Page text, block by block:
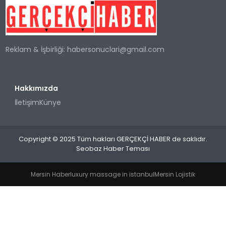
SPOR
TEKNOLOJI
YAŞAM
Reklam & İşbirliği:habersonuclari@gmail.com
Hakkımızda
İletişimKünye
Copyright © 2025 Tüm hakları GERÇEKÇİ HABER de saklıdır.
Seobaz Haber Teması
Mersin Haberluxury massage in istanbulMersin Lojistik